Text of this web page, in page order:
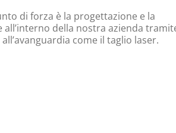
di forza è la progettazione e la
all’interno della nostra azienda
come il taglio laser.